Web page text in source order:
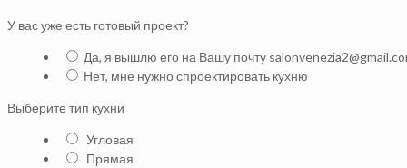
У вас уже есть готовый проект?
Да, я вышлю его на Вашу почту
Нет, мне нужно спроектировать кухню
Выберите тип кухни
Угловая
Прямая